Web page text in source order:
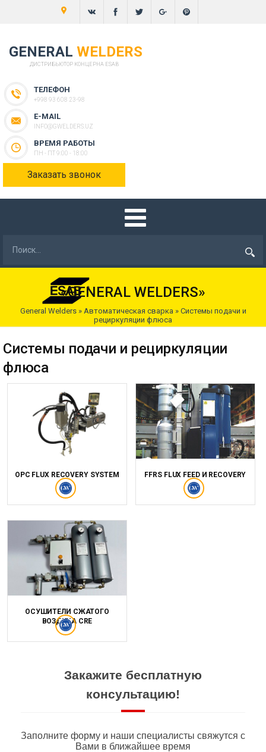
GENERAL WELDERS
ДИСТРИБЬЮТОР КОНЦЕРНА ESAB
ТЕЛЕФОН
+998 93 608 23-98
E-MAIL
INFO@GWELDERS.UZ
ВРЕМЯ РАБОТЫ
ПН - ПТ 9:00 - 18:00
Заказать звонок
«GENERAL WELDERS»
General Welders» Автоматическая сварка » Системы подачи и
рециркуляции флюса
Системы подачи и рециркуляции
флюса
OPC FLUX RECOVERY SYSTEM FFRS FLUX FEED И RECOVERY
ОСУШИТЕЛИ СЖАТОГО
ВОЗДУХА CRE
Закажите бесплатную
консультацию!
Заполните форму и наши специалисты свяжутся с
Вами в ближайшее время